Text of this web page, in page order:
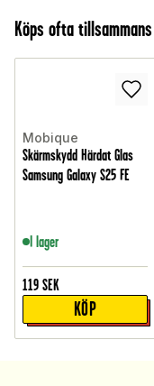
Köps ofta
Mobique
Skärmskydd Härdat Glas
Samsung Galaxy S25 FE
I lager
119 SEK
KÖP